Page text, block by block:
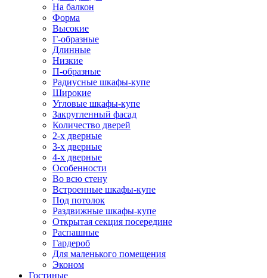
На балкон
Форма
Высокие
Г-образные
Длинные
Низкие
П-образные
Радиусные шкафы-купе
Широкие
Угловые шкафы-купе
Закругленный фасад
Количество дверей
2-х дверные
3-х дверные
4-х дверные
Особенности
Во всю стену
Встроенные шкафы-купе
Под потолок
Раздвижные шкафы-купе
Открытая секция посередине
Распашные
Гардероб
Для маленького помещения
Эконом
Гостиные